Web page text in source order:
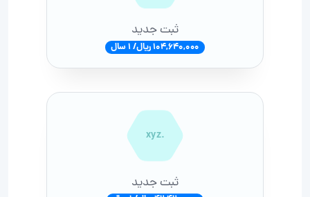
ثبت جدید
104,640,000 ریال/ 1 سال
.xyz
ثبت جدید